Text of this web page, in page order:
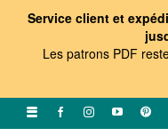
Service client et
Les patrons PDF